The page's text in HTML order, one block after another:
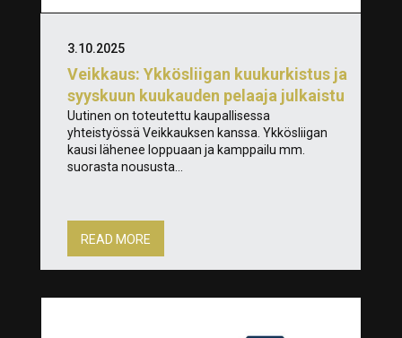
Veikkaus: Ykkösliigan kuukurkistus ja
syyskuun kuukauden pelaaja julkaistu
3.10.2025
Uutinen on toteutettu kaupallisessa
yhteistyössä Veikkauksen kanssa. Ykkösliigan
kausi lähenee loppuaan ja kamppailu mm.
suorasta noususta...
READ MORE